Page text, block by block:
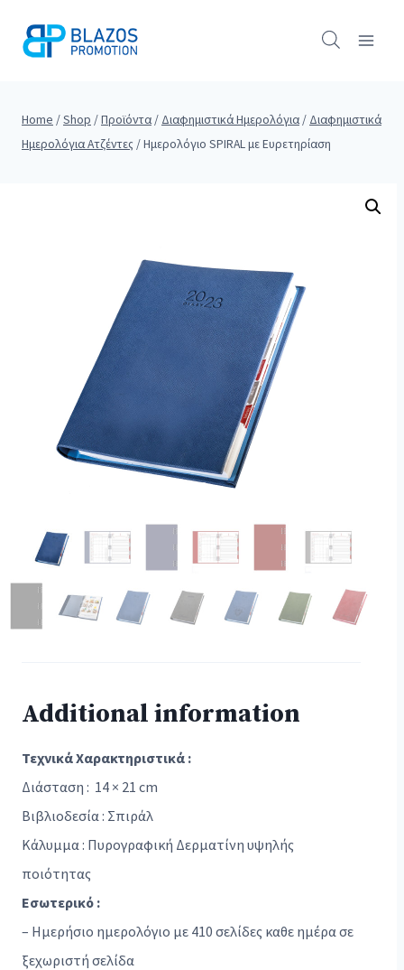
Home /Shop /Προϊόντα / Διαφημιστικά Ημερολόγια / Διαφημιστικά
Ημερολόγια Ατζέντες /Ημερολόγιο SPIRAL με Ευρετηρίαση
Additional information
Τεχνικά Χαρακτηριστικά :
Διάσταση : 14 × 21 cm
Βιβλιοδεσία : Σπιράλ
Κάλυμμα : Πυρογραφική Δερματίνη υψηλής
ποιότητας
Εσωτερικό :
– Ημερήσιο ημερολόγιο με 410 σελίδες καθε ημέρα σε
ξεχωριστή σελίδα